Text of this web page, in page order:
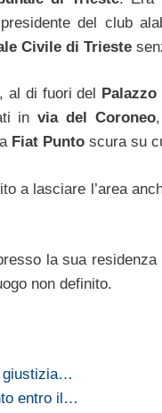
presidente del club
Civile di Trieste
al di fuori del
invia del Coroneo
Fiat Punto scura su
a lasciare l’area
la sua residenza
non definito.
giustizia…
entro il…